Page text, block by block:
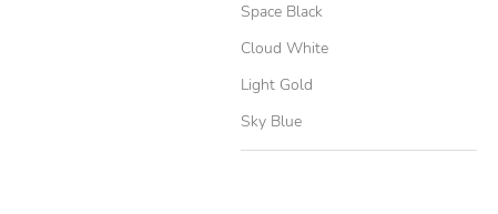
Space Black
Cloud White
Light Gold
Sky Blue